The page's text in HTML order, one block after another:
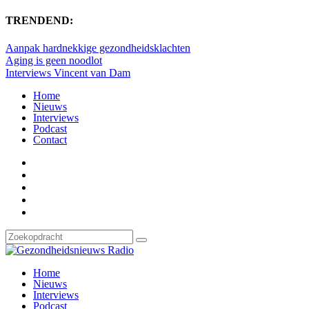
TRENDEND:
Aanpak hardnekkige gezondheidsklachten
Aging is geen noodlot
Interviews Vincent van Dam
Home
Nieuws
Interviews
Podcast
Contact
Home
Nieuws
Interviews
Podcast